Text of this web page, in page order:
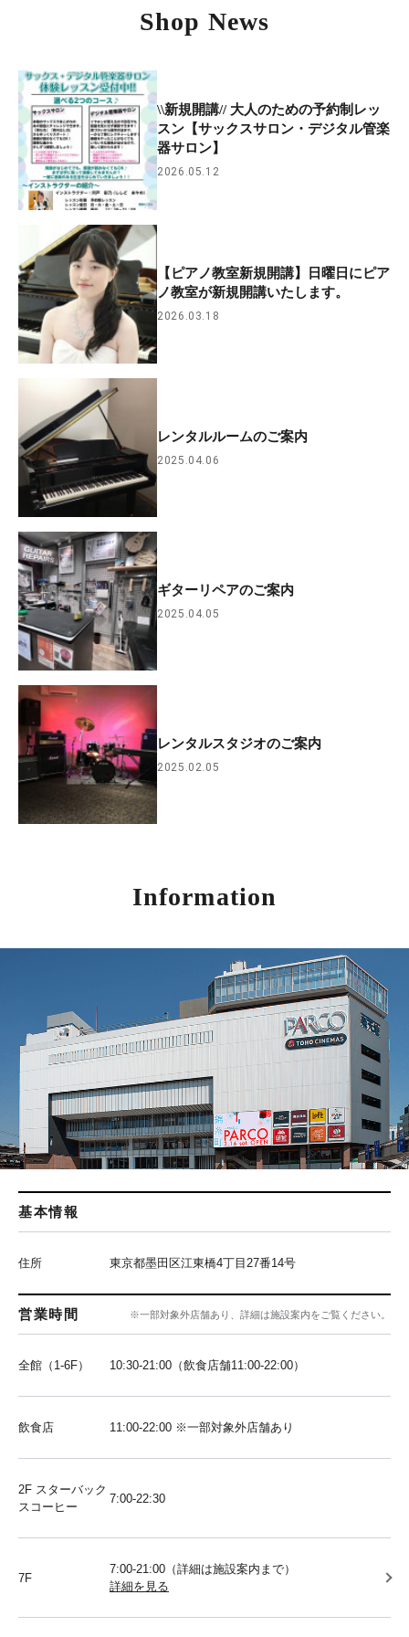
Shop News
\\新規開講// 大人のための予約制レッ
スン【サックスサロン・デジタル管楽
器サロン】
2026.05.12
【ピアノ教室新規開講】日曜日にピア
ノ教室が新規開講いたします。
2026.03.18
レンタルルームのご案内
2025.04.06
ギターリペアのご案内
2025.04.05
レンタルスタジオのご案内
2025.02.05
Information
基本情報
住所 東京都墨田区江東橋4丁目27番14号
営業時間 ※一部対象外店舗あり、詳細は施設案内をご覧ください。
全館（1-6F） 10:30-21:00（飲食店舗11:00-22:00）
飲食店 11:00-22:00 ※一部対象外店舗あり
2F スターバック
スコーヒー
7:00-22:30
7F
7:00-21:00（詳細は施設案内まで）
詳細を見る